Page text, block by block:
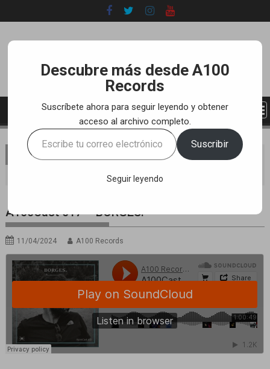
to
You are here PROMOTIONS
A100Cast 017 – BORGES.
A100Cast 017 – BORGES.
11/04/2024 A100 Records
Descubre más desde A100
Records
Suscríbete ahora para seguir leyendo y obtener
acceso al archivo completo.
Escribe
tu
Suscribir
Seguir leyendo